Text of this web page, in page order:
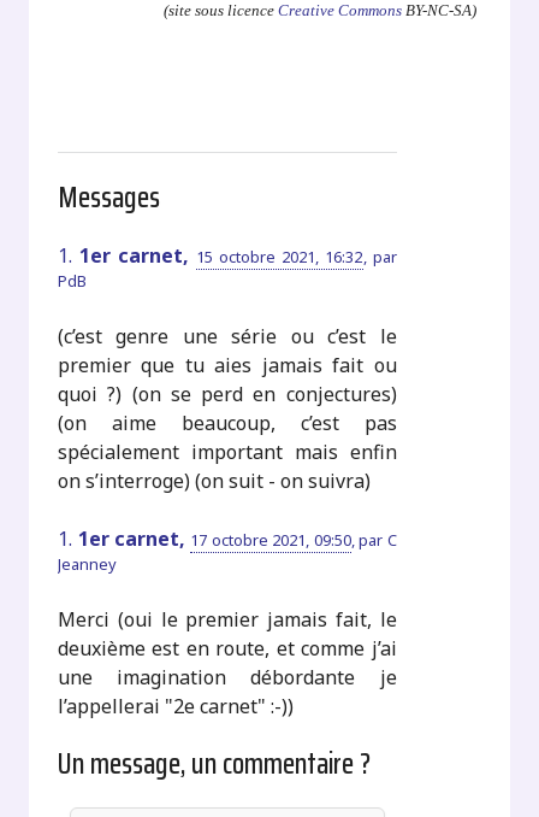
(site sous licence Creative CommonsBY-NC-SA)
Messages
1. 1er carnet, 15 octobre 2021, 16:32, par
PdB
(c’est genre une série ou c’est le
premier que tu aies jamais fait ou
quoi ?) (on se perd en conjectures)
(on aime beaucoup, c’est pas
spécialement important mais enfin
on s’interroge) (on suit - on suivra)
1. 1er carnet, 17 octobre 2021, 09:50,par C
Jeanney
Merci (oui le premier jamais fait, le
deuxième est en route, et comme j’ai
une imagination débordante je
l’appellerai "2e carnet" :-))
Un message, un commentaire ?